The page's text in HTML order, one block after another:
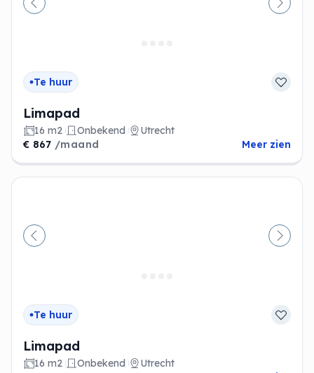
Vorige
Te huur
Limapad
16 m2 Onbekend
Utrecht
€ 867 /maand Meer zien
Vorige
Te huur
Limapad
16 m2 Onbekend
Utrecht